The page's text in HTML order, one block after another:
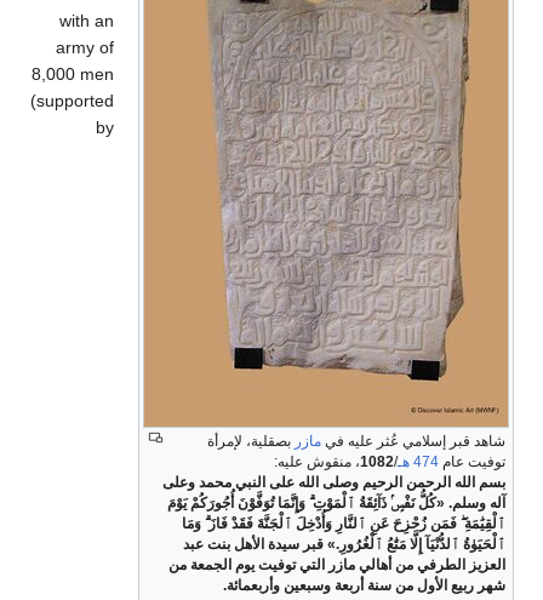
شاهد قبر إسلامي عُثر عليه في مازر بصقلية، لإمرأة
توفيت عام 474 هـ /
1082، منقوش عليه:
بسم الله الرحمن الرحيم وصلى الله على النبي محمد وعلى
آله وسلم. «كُلُّ نَفْسٍۢ ذَآئِقَةُ ٱلْمَوْتِ ۗ وَإِنَّمَا تُوَفَّوْنَ أُجُورَكُمْ يَوْمَ
ٱلْقِيَٰمَةِ ۖ فَمَن زُحْزِحَ عَنِ ٱلنَّارِ وَأُدْخِلَ ٱلْجَنَّةَ فَقَدْ فَازَ ۗ وَمَا
ٱلْحَيَوٰةُ ٱلدُّنْيَآ إِلَّا مَتَٰعُ ٱلْغُرُورِ.» قبر سيدة الأهل بنت عبد
العزيز الطرفي من أهالي مازر التي توفيت يوم الجمعة من
شهر ربيع الأول من سنة أربعة وسبعين وأربعمائة.
with an
army of
8,000 men
(supported
by